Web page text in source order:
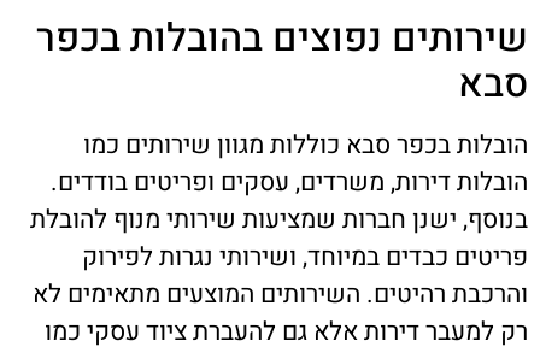
שירותים נפוצים בהובלות בכפר
סבא
הובלות בכפר סבא כוללות מגוון שירותים כמו
הובלות דירות, משרדים, עסקים ופריטים בודדים.
בנוסף, ישנן חברות שמציעות שירותי מנוף להובלת
פריטים כבדים במיוחד, ושירותי נגרות לפירוק
והרכבת רהיטים. השירותים המוצעים מתאימים לא
רק למעבר דירות אלא גם להעברת ציוד עסקי כמו